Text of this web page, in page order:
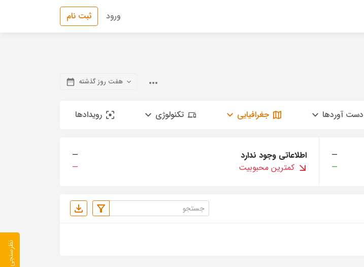
ورود ثبت نام
هفت روز گذشته
دست آوردها جغرافیایی تکنولوژی رویدادها
—
—
اطلاعاتی وجود ندارد
—
کمترین محبوبیت
—
نظرسنجی